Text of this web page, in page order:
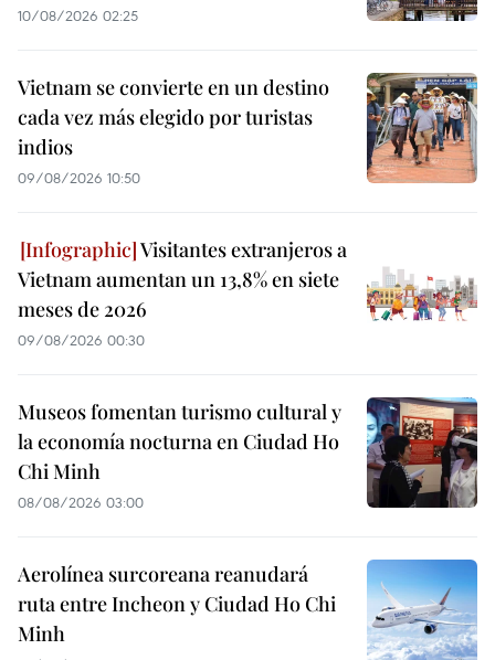
10/08/2026 02:25
Vietnam se convierte en un destino
cada vez más elegido por turistas
indios
09/08/2026 10:50
Visitantes extranjeros a
Vietnam aumentan un 13,8% en siete
meses de 2026
09/08/2026 00:30
Museos fomentan turismo cultural y
la economía nocturna en Ciudad Ho
Chi Minh
08/08/2026 03:00
Aerolínea surcoreana reanudará
ruta entre Incheon y Ciudad Ho Chi
Minh